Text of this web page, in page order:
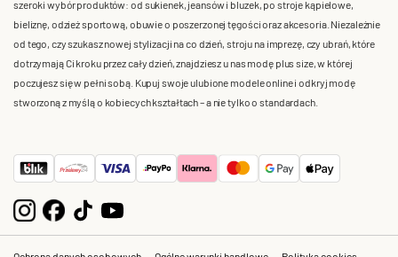
szeroki wybór produktów: od sukienek, jeansów i bluzek, po stroje kąpielowe,
bieliznę, odzież sportową, obuwie o poszerzonej tęgości oraz akcesoria. Niezależnie
od tego, czy szukasz nowej stylizacji na co dzień, stroju na imprezę, czy ubrań, które
dotrzymają Ci kroku przez cały dzień, znajdziesz u nas modę plus size, w której
poczujesz się w pełni sobą. Kupuj swoje ulubione modele online i odkryj modę
stworzoną z myślą o kobiecych kształtach – a nie tylko o standardach.